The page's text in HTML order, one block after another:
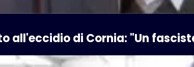
all'eccidio di Cornia: "Un